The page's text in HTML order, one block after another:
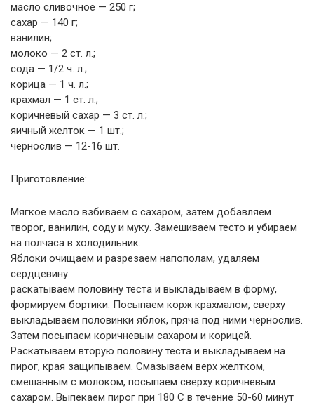
масло сливочное — 250 г;
сахар — 140 г;
ванилин;
молоко — 2 ст. л.;
сода — 1/2 ч. л.;
корица — 1 ч. л.;
крахмал — 1 ст. л.;
коричневый сахар — 3 ст. л.;
яичный желток — 1 шт.;
чернослив — 12-16 шт.
Приготовление:
Мягкое масло взбиваем с сахаром, затем добавляем
творог, ванилин, соду и муку. Замешиваем тесто и убираем
на полчаса в холодильник.
Яблоки очищаем и разрезаем напополам, удаляем
сердцевину.
раскатываем половину теста и выкладываем в форму,
формируем бортики. Посыпаем корж крахмалом, сверху
выкладываем половинки яблок, пряча под ними чернослив.
Затем посыпаем коричневым сахаром и корицей.
Раскатываем вторую половину теста и выкладываем на
пирог, края защипываем. Смазываем верх желтком,
смешанным с молоком, посыпаем сверху коричневым
сахаром. Выпекаем пирог при 180 С в течение 50-60 минут